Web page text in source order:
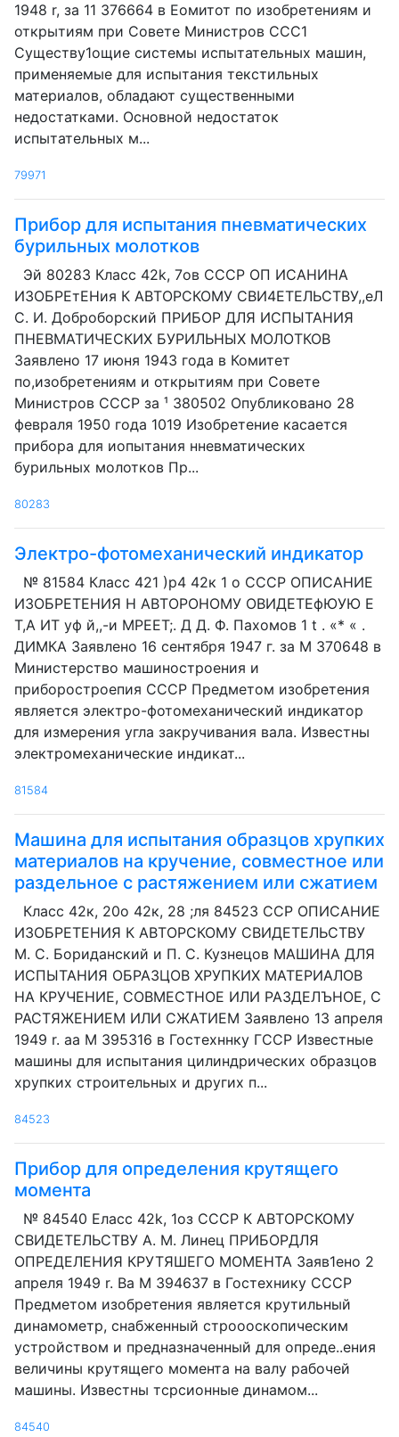
1948 r, за 11 376664 в Еомитот по изобретениям и
открытиям при Совете Министров ССС1
Существу1ощие системы испытательных машин,
применяемые для испытания текстильных
материалов, обладают существенными
недостатками. Основной недостаток
испытательных м...
79971
Прибор для испытания пневматических
бурильных молотков
Эй 80283 Класс 42k, 7ов СССР ОП ИСАНИНА
ИЗОБРЕтЕНия К АВТОРСКОМУ СВИ4ЕТЕЛЬСТВУ,,еЛ
С. И. Доброборский ПРИБОР ДЛЯ ИСПЫТАНИЯ
ПНЕВМАТИЧЕСКИХ БУРИЛЬНЫХ МОЛОТКОВ
Заявлено 17 июня 1943 года в Комитет
по,изобретениям и открытиям при Совете
Министров СССР за ¹ 380502 Опубликовано 28
февраля 1950 года 1019 Изобретение касается
прибора для иопытания нневматических
бурильных молотков Пр...
80283
Электро-фотомеханический индикатор
№ 81584 Класс 421 )p4 42к 1 о СССР ОПИСАНИЕ
ИЗОБРЕТЕНИЯ Н АВТОРОНОМУ ОВИДЕТЕфЮУЮ Е
Т,А ИТ уф й,,-и МРЕЕТ;. Д Д. Ф. Пахомов 1 t . «* « .
ДИМКА Заявлено 16 сентября 1947 г. за М 370648 в
Министерство машиностроения и
приборостроепия СССР Предметом изобретения
является электро-фотомеханический индикатор
для измерения угла закручивания вала. Известны
электромеханические индикат...
81584
Машина для испытания образцов хрупких
материалов на кручение, совместное или
раздельное с растяжением или сжатием
Класс 42к, 20о 42к, 28 ;ля 84523 ССР ОПИСАНИЕ
ИЗОБРЕТЕНИЯ К АВТОРСКОМУ СВИДЕТЕЛЬСТВУ
М. С. Бориданский и П. С. Кузнецов МАШИНА ДЛЯ
ИСПЫТАНИЯ ОБРАЗЦОВ ХРУПКИХ МАТЕРИАЛОВ
НА КРУЧЕНИЕ, СОВМЕСТНОЕ ИЛИ РАЗДЕЛЪНОЕ, С
РАСТЯЖЕНИЕМ ИЛИ СЖАТИЕМ Заявлено 13 апреля
1949 r. аа М 395316 в Гостехннку ГССР Известные
машины для испытания цилиндрических образцов
хрупких строительных и других п...
84523
Прибор для определения крутящего
момента
№ 84540 Еласс 42k, 1оз СССР К АВТОРСКОМУ
СВИДЕТЕЛЬСТВУ А. М. Линец ПРИБОРДЛЯ
ОПРЕДЕЛЕНИЯ КРУТЯШЕГО МОМЕНТА Заяв1ено 2
апреля 1949 r. Ва М 394637 в Гостехнику СССР
Предметом изобретения является крутильный
динамометр, снабженный строооскопическим
устройством и предназначенный для опреде..ения
величины крутящего момента на валу рабочей
машины. Известны тсрсионные динамом...
84540